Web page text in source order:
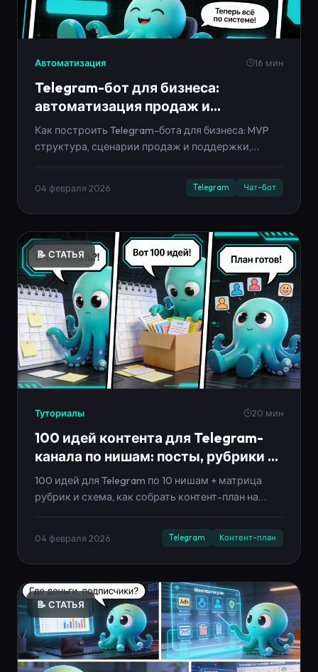
Автоматизация 16 мин
Telegram-бот для бизнеса:
автоматизация продаж и
поддержки в 2026
Как построить Telegram-бота для бизнеса: MVP
структура, сценарии продаж и поддержки,
04 февраля 2026 Telegram Чат-бот
📝 СТАТЬЯ
Туториалы 20 мин
100 идей контента для Telegram-
канала по нишам: посты, рубрики и
сериалы 2026
100 идей для Telegram по 10 нишам + матрица
рубрик и схема, как собрать контент-план на
04 февраля 2026 Telegram Контент-план
📝 СТАТЬЯ